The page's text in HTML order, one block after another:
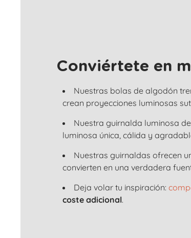
Conviértete en
Nuestras bolas de algodón
crean proyecciones luminosas
Nuestra guirnalda luminosa
luminosa única, cálida y
Nuestras guirnaldas ofrecen
convierten en una verdadera
Deja volar tu inspiración:
coste adicional.